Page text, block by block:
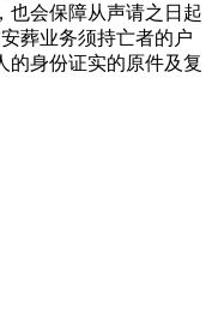
也会保障从声请之日起
葬业务须持亡者的户
的身份证实的原件及复